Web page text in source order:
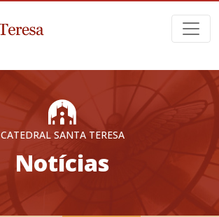
CATEDRAL SANTA TERESA
Notícias